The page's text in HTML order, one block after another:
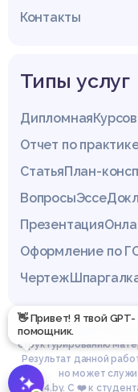
👋 Привет! Я твой GPT-
помощник.
Контакты
Типы услуг
Дипломная
Отчет по
СтатьяПлан-
ВопросыЭссе
Презентация
Оформление по
Чертеж
Эксперты сайта z4.by
структурированию
Результат данной
но может
© z4.by. С ❤️ к